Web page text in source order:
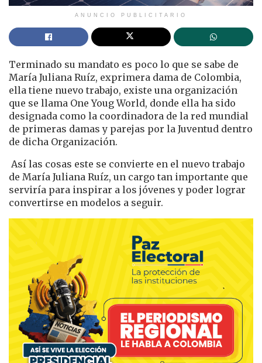
ANUNCIO PUBLICITARIO
Terminado su mandato es poco lo que se sabe de
María Juliana Ruíz, exprimera dama de Colombia,
ella tiene nuevo trabajo, existe una organización
que se llama One Youg World, donde ella ha sido
designada como la coordinadora de la red mundial
de primeras damas y parejas por la Juventud dentro
de dicha Organización.
Así las cosas este se convierte en el nuevo trabajo
de María Juliana Ruíz, un cargo tan importante que
serviría para inspirar a los jóvenes y poder lograr
convertirse en modelos a seguir.